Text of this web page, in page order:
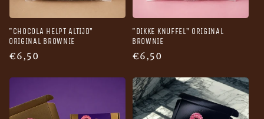
"CHOCOLA HELPT ALTIJD”
ORIGINAL BROWNIE
Normale
€6,50
"DIKKE KNUFFEL” ORIGINAL
BROWNIE
Normale
€6,50